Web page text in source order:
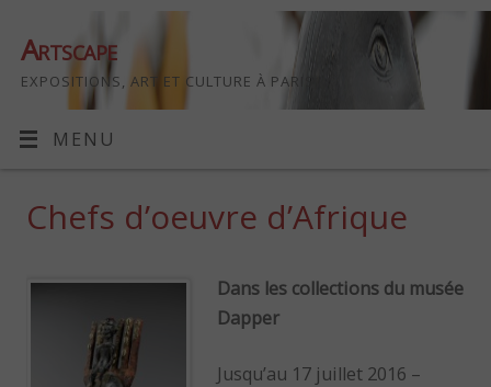
Artscape
EXPOSITIONS, ART ET CULTURE À PARIS
MENU
Chefs d’oeuvre d’Afrique
Dans les collections du musée
Dapper
Jusqu’au 17 juillet 2016 –